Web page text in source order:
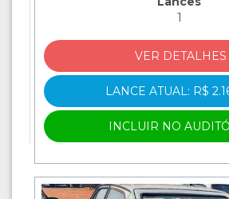
1
VER DETALHES
LANCE ATUAL: R$
INCLUIR NO